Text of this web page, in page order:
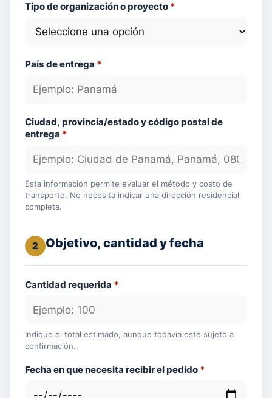
Tipo de organización o proyecto *
País de entrega *
Ciudad, provincia/estado y código postal de
entrega *
Esta información permite evaluar el método y costo de
transporte. No necesita indicar una dirección residencial
completa.
2 Objetivo, cantidad y fecha
Cantidad requerida *
Indique el total estimado, aunque todavía esté sujeto a
confirmación.
Fecha en que necesita recibir el pedido *